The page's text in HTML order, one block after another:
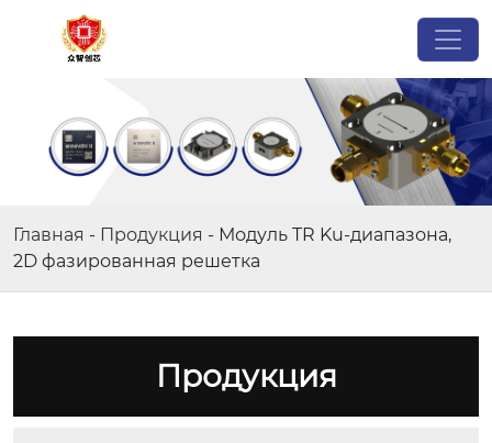
Главная - Продукция - Модуль TR Ku-диапазона,
2D фазированная решетка
Продукция